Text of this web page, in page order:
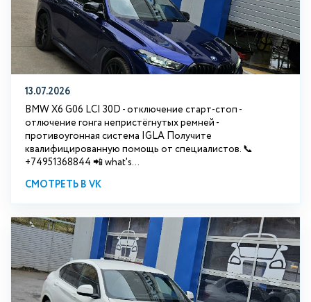
13.07.2026
BMW X6 G06 LCI 30D - отключение старт-стоп -
отлючение гонга непристёгнутых ремней -
противоугонная система IGLA Получите
квалифицированную помощь от специалистов. 📞
+74951368844 📲 what's...
СМОТРЕТЬ В VK